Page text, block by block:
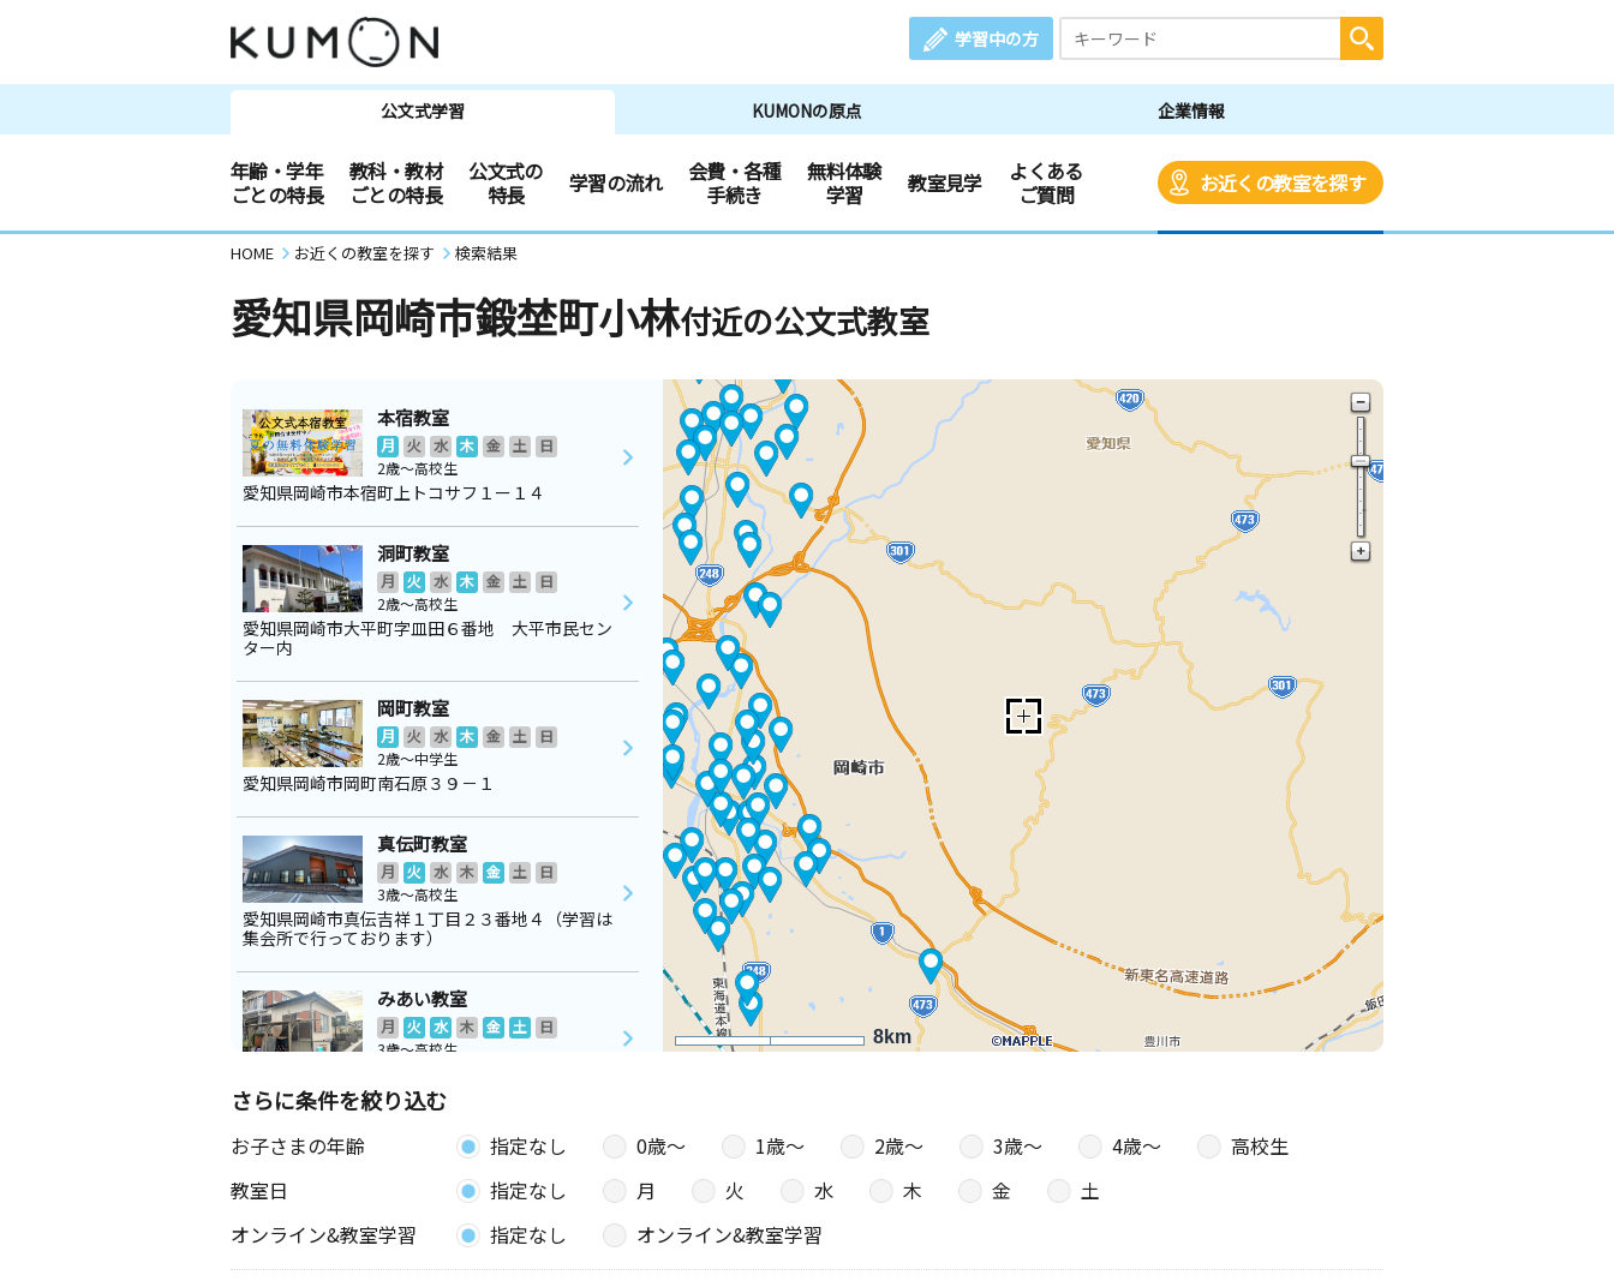
学習中の方
公文式学習 KUMONの原点 企業情報
年齢・学年
ごとの特長
教科・教材
ごとの特長
公文式の
特長
学習の流れ
会費・各種
手続き
無料体験
学習
教室見学
よくある
ご質問
お近くの教室を探す
HOME お近くの教室を探す 検索結果
愛知県岡崎市鍛埜町小林付近の公文式教室
8km
本宿教室
月 火 水 木 金 土
日
2歳～高校生
愛知県岡崎市本宿町上トコサフ１ー１４
洞町教室
月 火 水 木 金 土
日
2歳～高校生
愛知県岡崎市大平町字皿田６番地 大平市民セン
ター内
岡町教室
月 火 水 木 金 土
日
2歳～中学生
愛知県岡崎市岡町南石原３９－１
真伝町教室
月 火 水 木 金 土
日
3歳～高校生
愛知県岡崎市真伝吉祥１丁目２３番地４（学習は
集会所で行っております）
みあい教室
月 火 水 木 金 土
日
3歳～高校生
木 金 土 日
3歳～中学生
愛知県岡崎市欠町左義長１－９
大樹寺東教室
さらに条件を絞り込む
お子さまの年齢 指定なし 0歳〜 1歳〜 2歳〜 3歳〜 4歳〜
高校生
教室日
指定なし 月 火 水 木 金
土
オンライン&教室学習
指定なし オンライン&教室学習